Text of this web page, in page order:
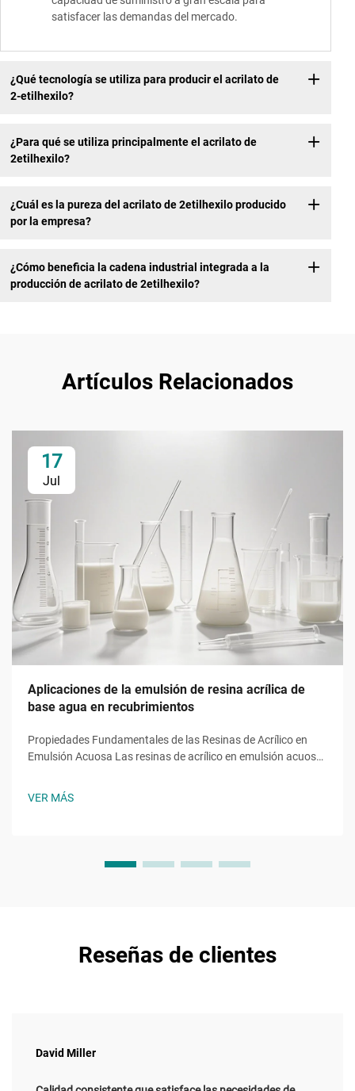
satisfacer las demandas del mercado.
¿Qué tecnología se utiliza para producir el acrilato de
2-etilhexilo?
¿Para qué se utiliza principalmente el acrilato de
2etilhexilo?
¿Cuál es la pureza del acrilato de 2etilhexilo producido
por la empresa?
¿Cómo beneficia la cadena industrial integrada a la
producción de acrilato de 2etilhexilo?
Artículos Relacionados
17
Jul
Aplicaciones de la emulsión de resina acrílica de
base agua en recubrimientos
Propiedades Fundamentales de las Resinas de Acrílico en
Emulsión Acuosa Las resinas de acrílico en emulsión acuosa
específicos, como el acrilato de 2-etilhexilo (2EHA). Este
VER MÁS
Reseñas de clientes
David Miller